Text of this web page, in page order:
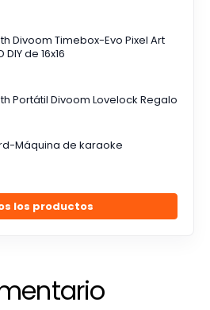
Divoom Timebox-Evo Pixel Art
de 16x16
Portátil Divoom Lovelock Regalo
Máquina de karaoke
los productos